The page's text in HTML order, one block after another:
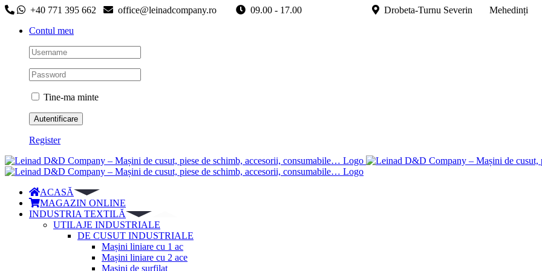
Skip
content
+40 771 395 662 office@leinadcompany.ro 09.00 - 17.00
Drobeta-Turnu Severin Mehedinți
Contul meu
Tine-ma minte
Register
ACASĂ
MAGAZIN ONLINE
INDUSTRIA TEXTILĂ
UTILAJE INDUSTRIALE
DE CUSUT INDUSTRIALE
Mașini liniare cu 1 ac
Mașini liniare cu 2 ace
Mașini de surfilat